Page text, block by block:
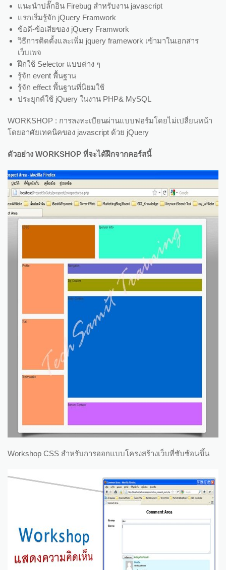
แนะนำปลั๊กอิน Firebug สำหรับงาน javascript
แรกเริ่มรู้จัก jQuery Framwork
ข้อดี-ข้อเสียของ jQuery Framwork
วิธีการติดตั้งและเพิ่ม jquery framework เข้ามาในเอกสาร
เว็บเพจ
ฝึกใช้ Selector แบบต่าง ๆ
รู้จัก event พื้นฐาน
รู้จัก effect พื้นฐานที่นิยมใช้
ประยุกต์ใช้ jQuery ในงาน PHP& MySQL
WORKSHOP : การลงทะเบียนผ่านแบบฟอร์มโดยไม่เปลี่ยนหน้า
โดยอาศัยเทคนิคของ javascript ด้วย jQuery
ตัวอย่าง WORKSHOP ที่จะได้ฝึกจากคอร์สนี้
Workshop CSS สำหรับการออกแบบโครงสร้างเว็บที่ซับซ้อนขึ้น